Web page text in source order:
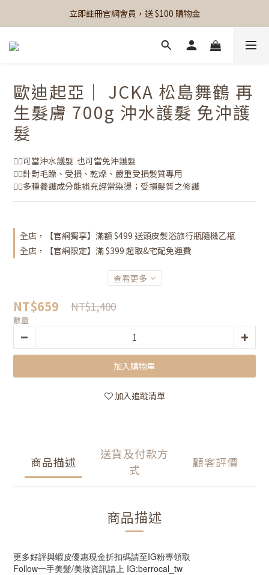
立即註冊官網會員，送 $100 購物金
歐迪起亞｜ JCKA 松島舞鶴 再
生髮膚 700g 沖水護髮 免沖護
髮
👉🏻可當沖水護髮  也可當免沖護髮
👉🏻針對毛躁、受損、乾燥、嚴重受損髮質專用
👉🏻多種養護成分能補充經常染燙；受損髮質之修護
全店，【官網獨享】滿額 $499 送頭皮髮浴旅行瓶隨機乙瓶
全店，【官網限定】滿 $399 超取&宅配免運費
查看更多
NT$659 NT$1,400
數量
加入購物車
加入追蹤清單
商品描述
送貨及付款方
式
顧客評價
商品描述
更多好評與蝦皮優惠現金折扣碼請至IG粉專領取
Follow一手美髮/美妝資訊請上 IG:berrocal_tw